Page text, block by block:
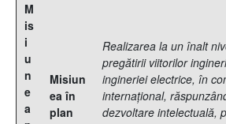
M
is
i
u
n
e
a
Misiun
ea în
plan
Realizarea la un înalt
pregătirii viitorilor
ingineriei electrice, în
internaţional,
dezvoltare intelectuală,